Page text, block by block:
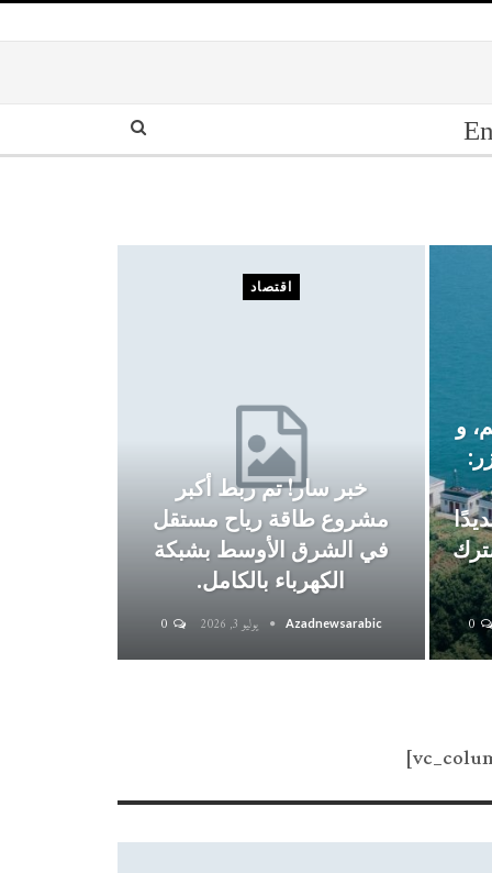
و
اقتصاد
خبر سار! تم ربط أكبر
مشروع طاقة رياح مستقل
في الشرق الأوسط بشبكة
الكهرباء بالكامل.
Azadnewsarabic يوليو 3, 2026 0